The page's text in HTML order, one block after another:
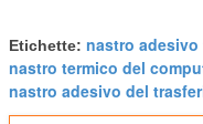
Etichette: nastro
nastro termico del
nastro adesivo del